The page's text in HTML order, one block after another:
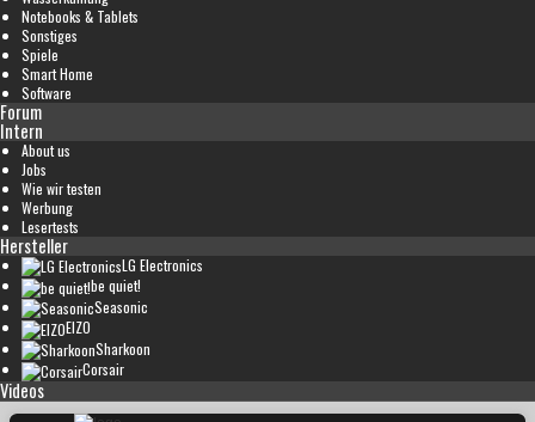
Notebooks & Tablets
Sonstiges
Spiele
Smart Home
Software
Forum
Intern
About us
Jobs
Wie wir testen
Werbung
Lesertests
Hersteller
LG Electronics
be quiet!
Seasonic
EIZO
Sharkoon
Corsair
Videos